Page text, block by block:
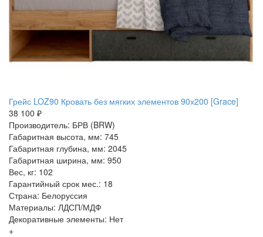
Грейс LOZ90 Кровать без мягких элементов 90х200 [Grace]
38 100 ₽
Производитель: БРВ (BRW)
Габаритная высота, мм: 745
Габаритная глубина, мм: 2045
Габаритная ширина, мм: 950
Вес, кг: 102
Гарантийный срок мес.: 18
Страна: Белоруссия
Материалы: ЛДСП/МДФ
Декоративные элементы: Нет
+